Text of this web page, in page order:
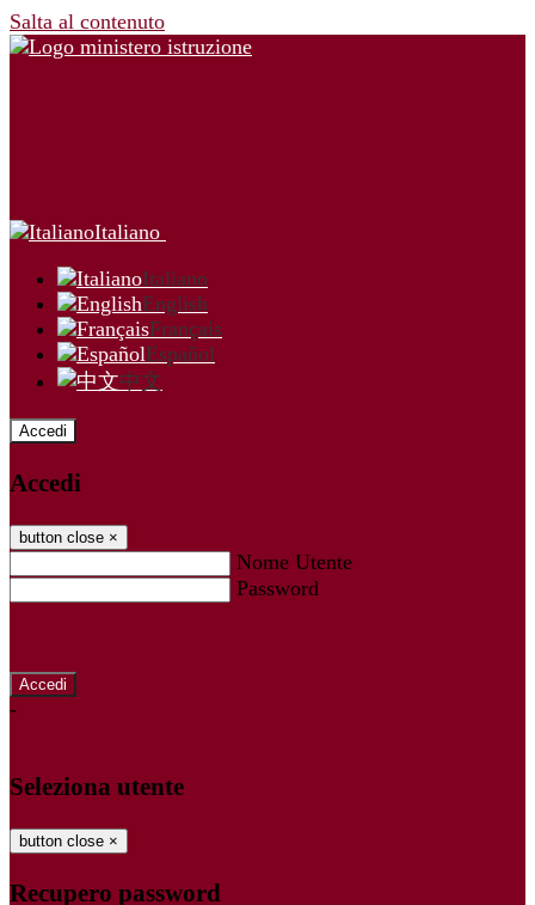
Salta al contenuto
Italiano
Italiano
English
Français
Español
中文
Accedi
Accedi
button close ×
Nome Utente
Password
-
Seleziona utente
button close ×
Recupero password